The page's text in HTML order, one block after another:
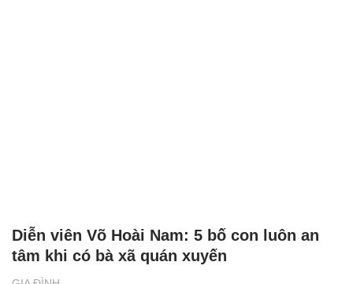
Diễn viên Võ Hoài Nam: 5 bố con luôn an
tâm khi có bà xã quán xuyến